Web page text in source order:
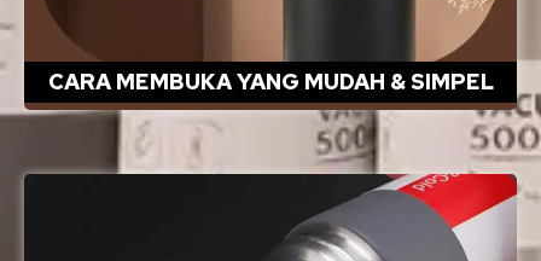
CARA MEMBUKA YANG MUDAH & SIMPEL